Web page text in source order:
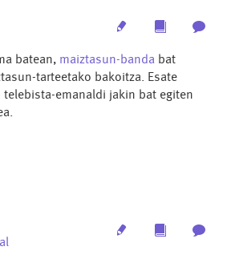
Multimedia
batean, maiztasun-banda bat
tarteetako bakoitza. Esate
telebista-emanaldi jakin bat egiten
Multimedia